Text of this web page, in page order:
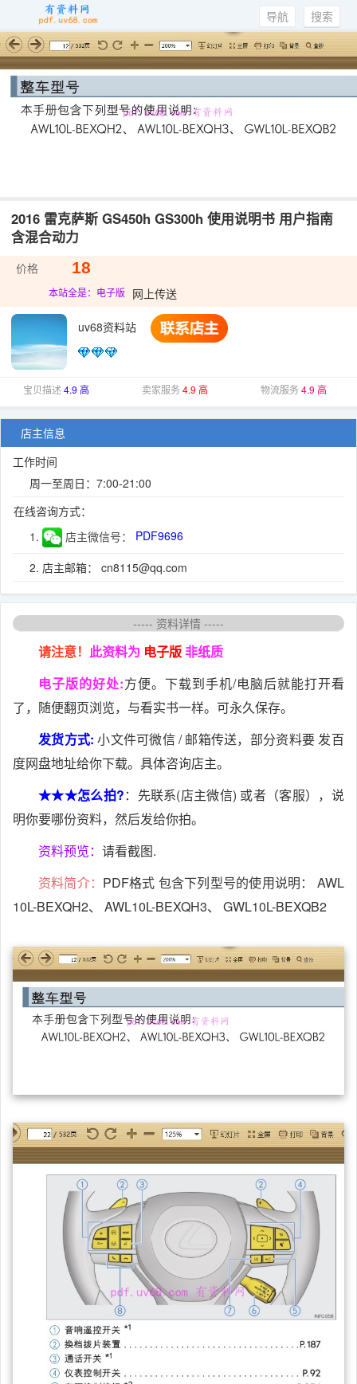
搜索
导航
2016 雷克萨斯 GS450h GS300h 使用说明书 用户指南
含混合动力
价格 18
本站全是：电子版 网上传送
uv68资料站
宝贝描述 4.9 高 卖家服务4.9 高 物流服务4.9 高
店主信息
工作时间
周一至周日：7:00-21:00
在线咨询方式：
1.
店主微信号：
PDF9696
2. 店主邮箱： cn8115@qq.com
----- 资料详情 -----
请注意！ 此资料为 电子版非纸质
电子版的好处:方便。下载到手机/电脑后就能打开看
了，随便翻页浏览，与看实书一样。可永久保存。
发货方式: 小文件可微信 / 邮箱传送，部分资料要 发百
度网盘地址给你下载。具体咨询店主。
★★★怎么拍?：先联系(店主微信) 或者（客服），说
明你要哪份资料，然后发给你拍。
资料预览： 请看截图.
资料简介： PDF格式 包含下列型号的使用说明： AWL
10L-BEXQH2、 AWL10L-BEXQH3、 GWL10L-BEXQB2